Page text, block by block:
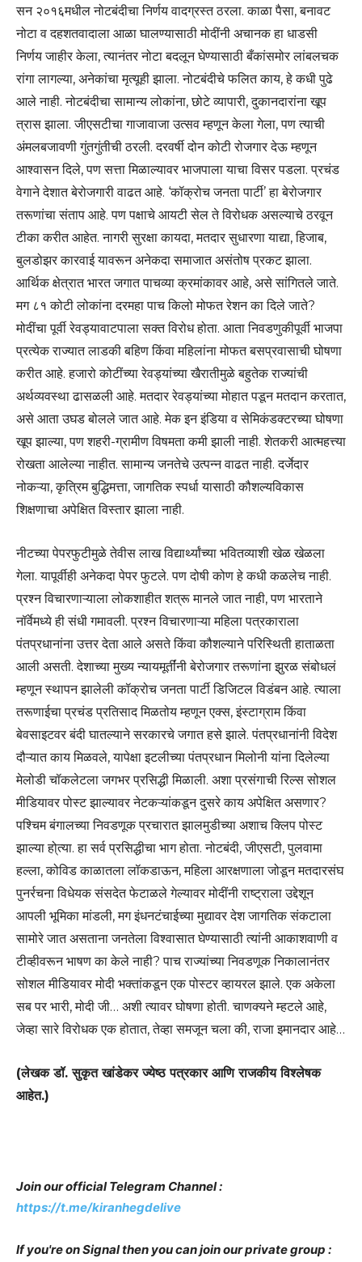
सन २०१६मधील नोटबंदीचा निर्णय वादग्रस्त ठरला. काळा पैसा, बनावट
नोटा व दहशतवादाला आळा घालण्यासाठी मोदींनी अचानक हा धाडसी
निर्णय जाहीर केला, त्यानंतर नोटा बदलून घेण्यासाठी बँकांसमोर लांबलचक
रांगा लागल्या, अनेकांचा मृत्यूही झाला. नोटबंदीचे फलित काय, हे कधी पुढे
आले नाही. नोटबंदीचा सामान्य लोकांना, छोटे व्यापारी, दुकानदारांना खूप
त्रास झाला. जीएसटीचा गाजावाजा उत्सव म्हणून केला गेला, पण त्याची
अंमलबजावणी गुंतगुंतीची ठरली. दरवर्षी दोन कोटी रोजगार देऊ म्हणून
आश्वासन दिले, पण सत्ता मिळाल्यावर भाजपाला याचा विसर पडला. प्रचंड
वेगाने देशात बेरोजगारी वाढत आहे. ‘कॉक्रोच जनता पार्टी’ हा बेरोजगार
तरूणांचा संताप आहे. पण पक्षाचे आयटी सेल ते विरोधक असल्याचे ठरवून
टीका करीत आहेत. नागरी सुरक्षा कायदा, मतदार सुधारणा याद्या, हिजाब,
बुलडोझर कारवाई यावरून अनेकदा समाजात असंतोष प्रकट झाला.
आर्थिक क्षेत्रात भारत जगात पाचव्या क्रमांकावर आहे, असे सांगितले जाते.
मग ८१ कोटी लोकांना दरमहा पाच किलो मोफत रेशन का दिले जाते?
मोदींचा पूर्वी रेवड्यावाटपाला सक्त विरोध होता. आता निवडणुकीपूर्वी भाजपा
प्रत्येक राज्यात लाडकी बहिण किंवा महिलांना मोफत बसप्रवासाची घोषणा
करीत आहे. हजारो कोटींच्या रेवड्यांच्या खैरातीमुळे बहुतेक राज्यांची
अर्थव्यवस्था ढासळली आहे. मतदार रेवड्यांच्या मोहात पडून मतदान करतात,
असे आता उघड बोलले जात आहे. मेक इन इंडिया व सेमिकंडक्टरच्या घोषणा
खूप झाल्या, पण शहरी-ग्रामीण विषमता कमी झाली नाही. शेतकरी आत्महत्त्या
रोखता आलेल्या नाहीत. सामान्य जनतेचे उत्पन्न वाढत नाही. दर्जेदार
नोकऱ्या, कृत्रिम बुद्धिमत्ता, जागतिक स्पर्धा यासाठी कौशल्यविकास
शिक्षणाचा अपेक्षित विस्तार झाला नाही.
नीटच्या पेपरफुटीमुळे तेवीस लाख विद्यार्थ्यांच्या भवितव्याशी खेळ खेळला
गेला. यापूर्वीही अनेकदा पेपर फुटले. पण दोषी कोण हे कधी कळलेच नाही.
प्रश्न विचारणाऱ्याला लोकशाहीत शत्रू मानले जात नाही, पण भारताने
नॉर्वेमध्ये ही संधी गमावली. प्रश्न विचारणाऱ्या महिला पत्रकाराला
पंतप्रधानांना उत्तर देता आले असते किंवा कौशल्याने परिस्थिती हाताळता
आली असती. देशाच्या मुख्य न्यायमूर्तींंनी बेरोजगार तरूणांना झुरळ संबोधलं
म्हणून स्थापन झालेली कॉक्रोच जनता पार्टी डिजिटल विडंबन आहे. त्याला
तरूणाईचा प्रचंड प्रतिसाद मिळतोय म्हणून एक्स, इंस्टाग्राम किंवा
बेवसाइटवर बंदी घातल्याने सरकारचे जगात हसे झाले. पंतप्रधानांनी विदेश
दौऱ्यात काय मिळवले, यापेक्षा इटलीच्या पंतप्रधान मिलोनी यांना दिलेल्या
मेलोडी चॉकलेटला जगभर प्रसिद्धी मिळाली. अशा प्रसंगाची रिल्स सोशल
मीडियावर पोस्ट झाल्यावर नेटकऱ्यांकडून दुसरे काय अपेक्षित असणार?
पश्चिम बंगालच्या निवडणूक प्रचारात झालमुडीच्या अशाच क्लिप पोस्ट
झाल्या हो्त्या. हा सर्व प्रसिद्धीचा भाग होता. नोटबंदी, जीएसटी, पुलवामा
हल्ला, कोविड काळातला लॉकडाऊन, महिला आरक्षणाला जोडून मतदारसंघ
पुनर्रचना विधेयक संसदेत फेटाळले गेल्यावर मोदींनी राष्ट्राला उद्देशून
आपली भूमिका मांडली, मग इंधनटंचाईच्या मुद्यावर देश जागतिक संकटाला
सामोरे जात असताना जनतेला विश्वासात घेण्यासाठी त्यांनी आकाशवाणी व
टीव्हीवरून भाषण का केले नाही? पाच राज्यांच्या निवडणूक निकालानंतर
सोशल मीडियावर मोदी भक्तांकडून एक पोस्टर व्हायरल झाले. एक अकेला
सब पर भारी, मोदी जी… अशी त्यावर घोषणा होती. चाणक्यने म्हटले आहे,
जेव्हा सारे विरोधक एक होतात, तेव्हा समजून चला की, राजा इमानदार आहे…
(लेखक डॉ. सुकृत खांडेकर ज्येष्ठ पत्रकार आणि राजकीय विश्लेषक
आहेत.)
Join our official Telegram Channel :
https://t.me/kiranhegdelive
If you're on Signal then you can join our private group :